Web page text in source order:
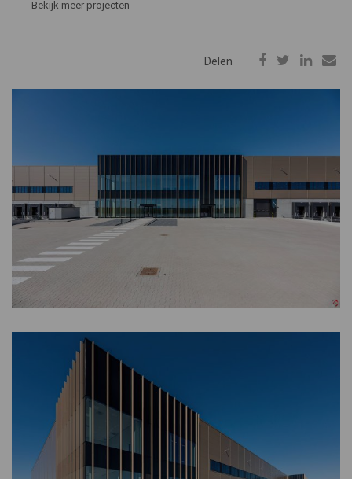
Bekijk meer projecten
Delen